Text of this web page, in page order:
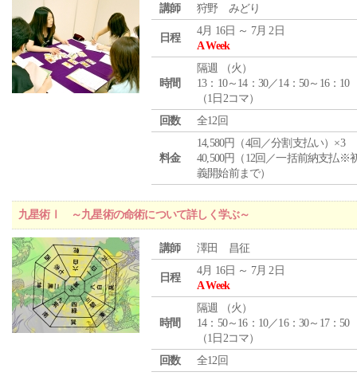
講師 狩野 みどり
日程
4月 16日 ～ 7月 2日
A Week
時間
隔週 （火 ）
13：10～14：30／14：50～16：10
（1日2コマ）
回数
全12回
料金
14,580円（4回／分割支払い）×3
40,500円（12回／一括前納支払※
義開始前まで）
九星術Ⅰ ～九星術の命術について詳しく学ぶ～
講師 澤田 昌征
日程
4月 16日 ～ 7月 2日
A Week
時間
隔週 （火 ）
14：50～16：10／16：30～17：50
（1日2コマ）
回数
全12回